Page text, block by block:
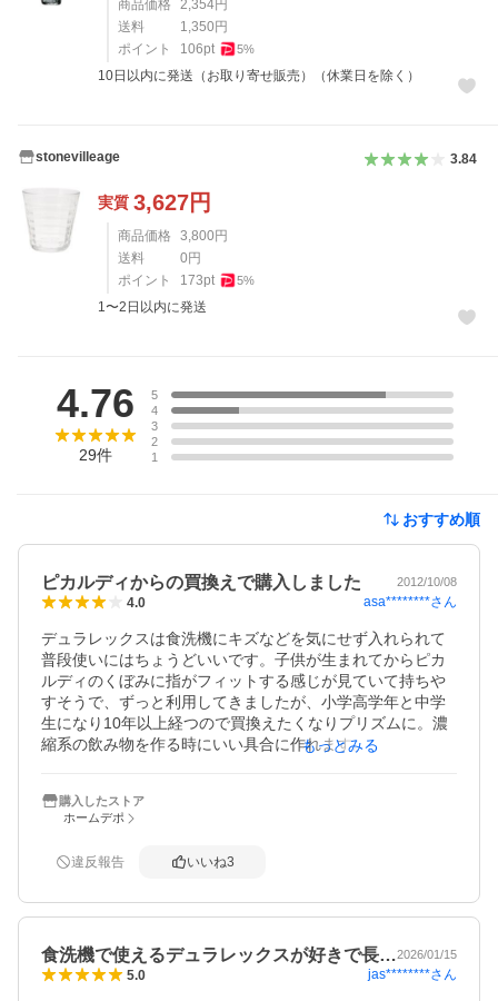
商品価格 2,354円
送料
1,350 円
ポイント
106pt 5%
10日以内に発送（お取り寄せ販売）（休業日を除く）
stonevilleage 3.84
実質 3,627円
商品価格 3,800 円
送料
0 円
ポイント
173pt 5%
1〜2日以内に発送
4.76
29件
5
4
3
2
1
おすすめ順
ピカルディからの買換えで購入しました 2012/10/08
4.0 asa********さん
デュラレックスは食洗機にキズなどを気にせず入れられて
普段使いにはちょうどいいです。子供が生まれてからピカ
ルディのくぼみに指がフィットする感じが見ていて持ちや
すそうで、ずっと利用してきましたが、小学高学年と中学
生になり10年以上経つので買換えたくなりプリズムに。濃
縮系の飲み物を作る時にいい具合に作れます。あと姉妹で
もっとみる
購入したストア
ホームデポ
違反報告 いいね3
食洗機で使えるデュラレックスが好きで長…2026/01/15
5.0 jas********さん